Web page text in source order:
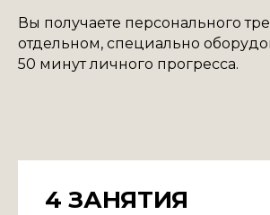
Вы получаете персонального
отдельном, специально
50 минут личного прогресса.
4 ЗАНЯТИЯ